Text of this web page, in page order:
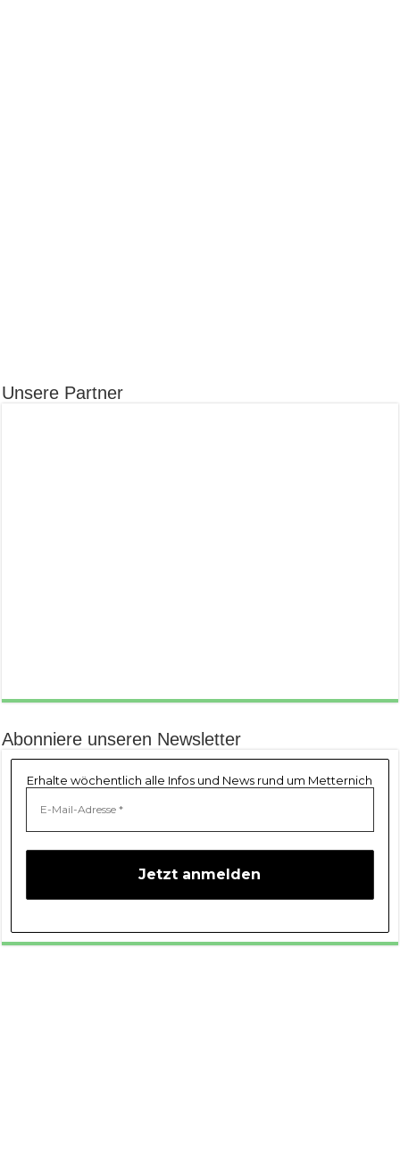
Unsere Partner
Abonniere unseren Newsletter
Erhalte wöchentlich alle Infos und News rund um Metternich